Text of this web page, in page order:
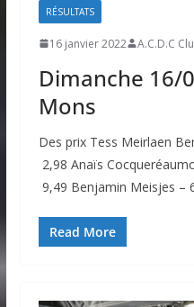
RÉSULTATS
16 janvier 2022 A.C.D.C
Dimanche 16/
Mons
Des prix Tess Meirlaen
2,98 Anaïs
9,49 Benjamin Meisjes –
Read More